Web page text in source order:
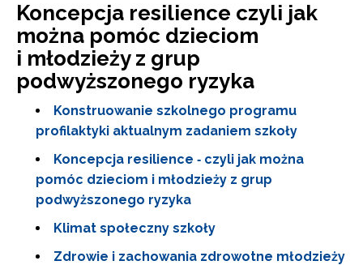
Koncepcja resilience czyli jak
można pomóc dzieciom
i młodzieży z grup
podwyższonego ryzyka
Konstruowanie szkolnego programu
profilaktyki aktualnym zadaniem szkoły
Koncepcja resilience ‑ czyli jak można
pomóc dzieciom i młodzieży z grup
podwyższonego ryzyka
Klimat społeczny szkoły
Zdrowie i zachowania zdrowotne młodzieży